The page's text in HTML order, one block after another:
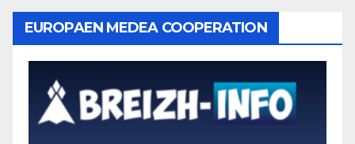
EUROPAEN MEDEA COOPERATION